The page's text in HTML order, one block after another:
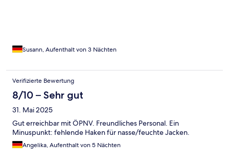
Susann, Aufenthalt von 3 Nächten
Verifizierte Bewertung
8/10 – Sehr gut
31. Mai 2025
Gut erreichbar mit ÖPNV. Freundliches Personal. Ein
Minuspunkt: fehlende Haken für nasse/feuchte Jacken.
Angelika, Aufenthalt von 5 Nächten